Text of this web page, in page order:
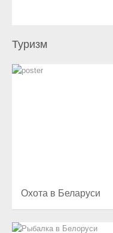
Туризм
Охота в Беларуси